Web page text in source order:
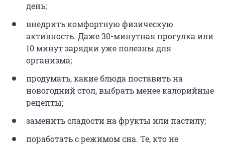
день;
внедрить комфортную физическую
активность. Даже 30-минутная прогулка или
10 минут зарядки уже полезны для
организма;
продумать, какие блюда поставить на
новогодний стол, выбрать менее калорийные
рецепты;
заменить сладости на фрукты или пастилу;
поработать с режимом сна. Те, кто не